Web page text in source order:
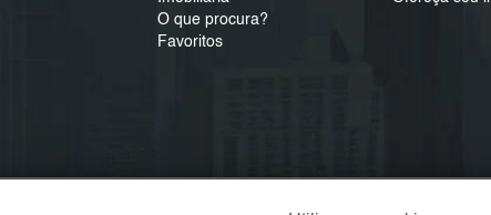
O que procura?
Favoritos